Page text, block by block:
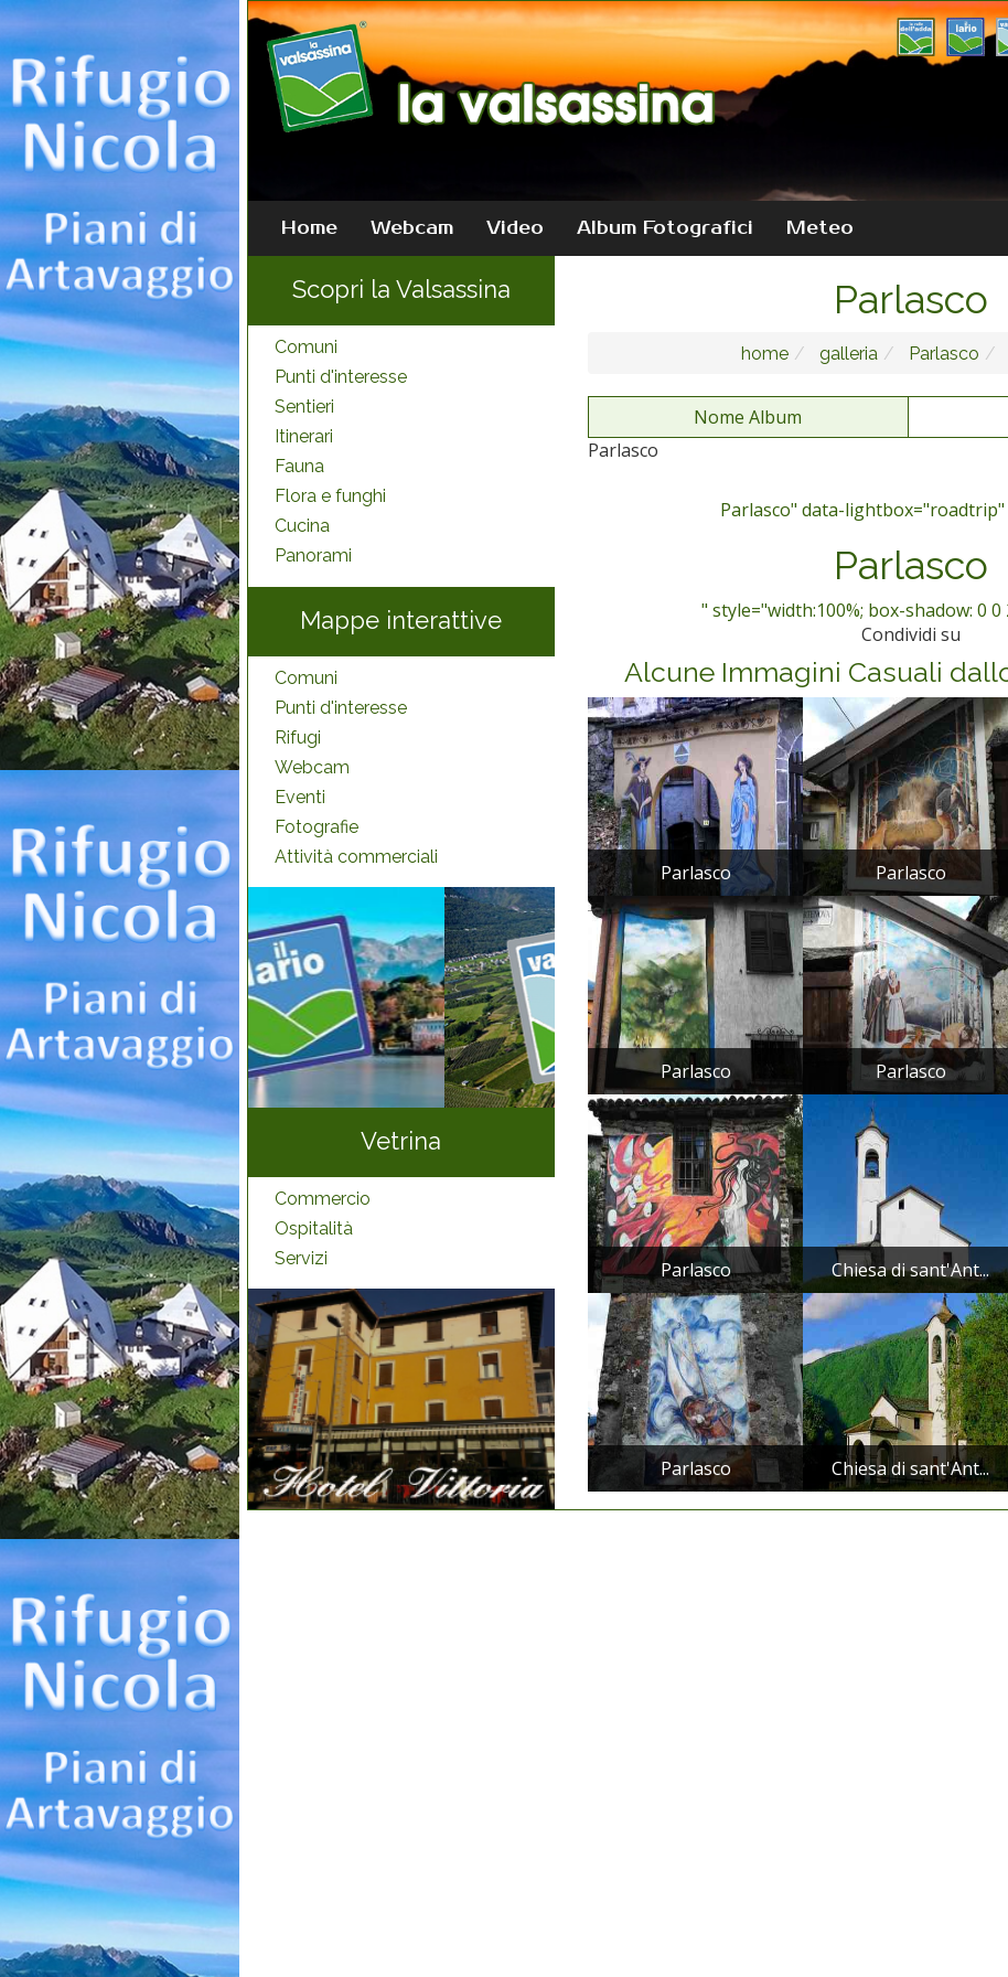
Home Webcam Video Album Fotografici Meteo
Scopri la Valsassina
Comuni
Punti d'interesse
Sentieri
Itinerari
Fauna
Flora e funghi
Cucina
Panorami
Mappe interattive
Comuni
Punti d'interesse
Rifugi
Webcam
Eventi
Fotografie
Attività commerciali
Vetrina
Commercio
Ospitalità
Servizi
Parlasco
home galleria Parlasco
Nome Album
Parlasco
Parlasco" data-
Parlasco
" style="width:100%; box-shadow: 0
Condividi su
Alcune Immagini Casuali
Parlasco Parlasco
Parlasco Parlasco
Parlasco Chiesa di sant'Ant...
Parlasco Chiesa di sant'Ant...